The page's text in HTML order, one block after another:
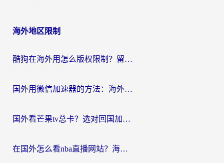
海外地区限制
酷狗在海外用怎么版权限制？留学生亲测：3步解决听国内音乐难题
国外用微信加速器的方法：海外党无缝连接国内生活的实用指南
国外看芒果tv总卡？选对回国加速器，轻松追《浪姐》不费劲
在国外怎么看nba直播网站？海外党专属体育观赛指南，告别地区限制！